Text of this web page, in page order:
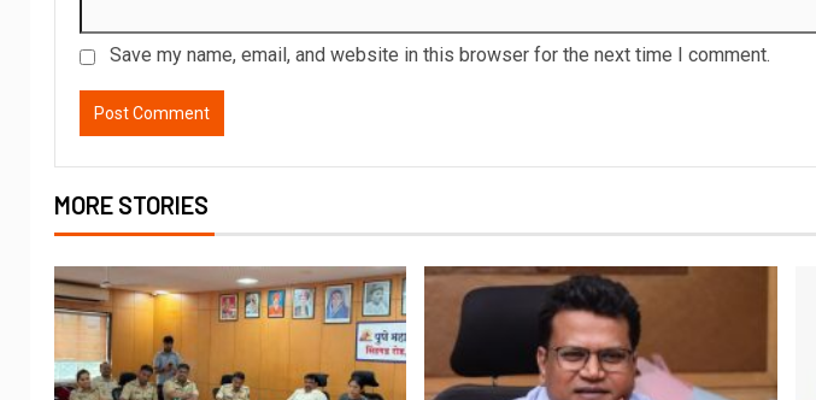
Save my name, email, and website in this browser for the next time I comment.
MORE STORIES